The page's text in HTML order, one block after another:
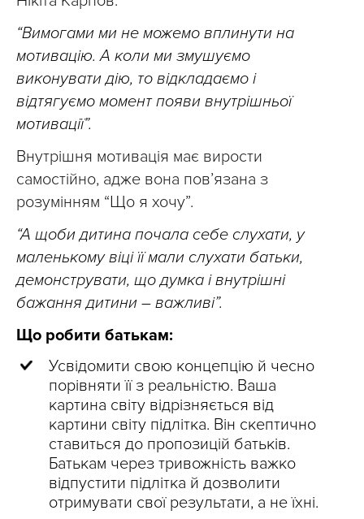
“Вимогами ми не можемо вплинути на
мотивацію. А коли ми змушуємо
виконувати дію, то відкладаємо і
відтягуємо момент появи внутрішньої
мотивації”.
Внутрішня мотивація має вирости
самостійно, адже вона пов’язана з
розумінням “Що я хочу”.
“А щоби дитина почала себе слухати, у
маленькому віці її мали слухати батьки,
демонструвати, що думка і внутрішні
бажання дитини – важливі”.
Що робити батькам:
Усвідомити свою концепцію й чесно
порівняти її з реальністю. Ваша
картина світу відрізняється від
картини світу підлітка. Він скептично
ставиться до пропозицій батьків.
Батькам через тривожність важко
відпустити підлітка й дозволити
отримувати свої результати, а не їхні.